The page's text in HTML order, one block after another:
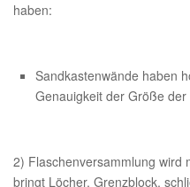
haben:
Sandkastenwände haben
Genauigkeit der Größe
2) Flaschenversammlung wird
bringt Löcher, Grenzblock,